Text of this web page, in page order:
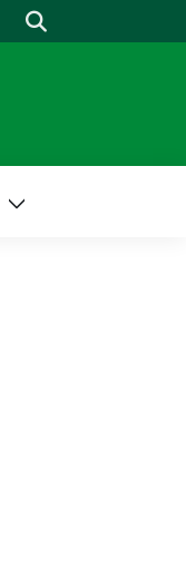
Suche
Zeige